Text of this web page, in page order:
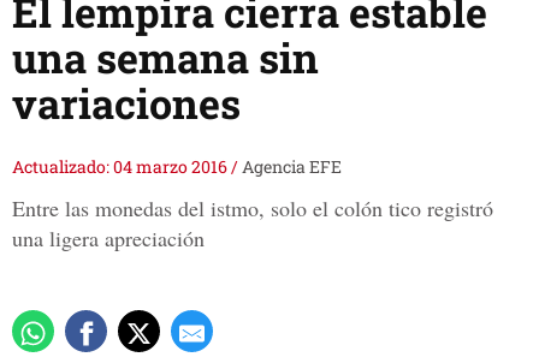
El lempira cierra estable
una semana sin
variaciones
Actualizado: 04 marzo 2016/Agencia EFE
Entre las monedas del istmo, solo el colón tico registró
una ligera apreciación